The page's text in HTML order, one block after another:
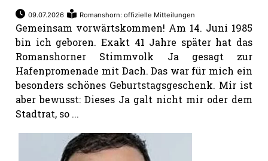
09.07.2026 Romanshorn: offizielle Mitteilungen
Gemeinsam vorwärtskommen! Am 14. Juni 1985
bin ich geboren. Exakt 41 Jahre später hat das
Romanshorner Stimmvolk Ja gesagt zur
Hafenpromenade mit Dach. Das war für mich ein
besonders schönes Geburtstagsgeschenk. Mir ist
aber bewusst: Dieses Ja galt nicht mir oder dem
Stadtrat, so ...